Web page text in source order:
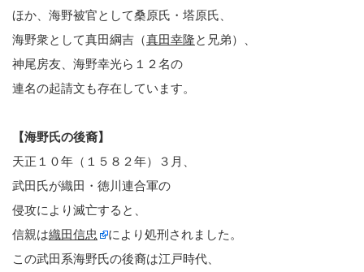
ほか、海野被官として桑原氏・塔原氏、
海野衆として真田綱吉（真田幸隆と兄弟）、
神尾房友、海野幸光ら１２名の
連名の起請文も存在しています。
【海野氏の後裔】
天正１０年（１５８２年）３月、
武田氏が織田・徳川連合軍の
侵攻により滅亡すると、
信親は織田信忠
により処刑されました。
この武田系海野氏の後裔は江戸時代、